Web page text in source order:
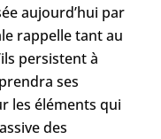
aujourd’hui par
rappelle tant au
persistent à
ses
les éléments qui
des